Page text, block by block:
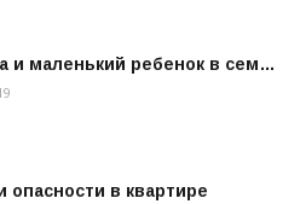
и маленький ребенок в сем…
опасности в квартире